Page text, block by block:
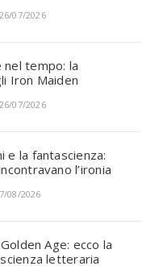
26/07/2026
nel tempo: la
Iron Maiden
26/07/2026
e la fantascienza:
l’ironia
7/08/2026
Age: ecco la
letteraria